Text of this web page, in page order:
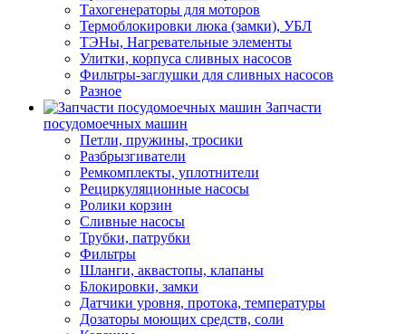
Тахогенераторы для моторов
Термоблокировки люка (замки), УБЛ
ТЭНы, Нагревательные элементы
Улитки, корпуса сливных насосов
Фильтры-заглушки для сливных насосов
Разное
Запчасти
посудомоечных машин
Петли, пружины, тросики
Разбрызгиватели
Ремкомплекты, уплотнители
Рециркуляционные насосы
Ролики корзин
Сливные насосы
Трубки, патрубки
Фильтры
Шланги, аквастопы, клапаны
Блокировки, замки
Датчики уровня, протока, температуры
Дозаторы моющих средств, соли